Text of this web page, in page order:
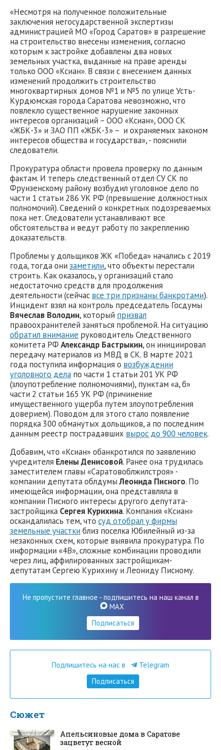
«Несмотря на полученное положительные
заключения негосударственной экспертизы
администрацией МО «Город Саратов» в разрешение
на строительство внесены изменения, согласно
которым к застройке добавлены два новых
земельных участка, выданные на праве аренды
только ООО «Ксиан». В связи с внесением данных
изменений продолжить строительство
многоквартирных домов №1 и №5 по улице Усть-
Курдюмская города Саратова невозможно, что
повлекло существенное нарушение законных
интересов организаций – ООО «Ксиан», ООО СК
«ЖБК-3» и ЗАО ПП «ЖБК-3» – и охраняемых законом
интересов общества и государства», - пояснили
следователи.
Прокуратура области провела проверку по данным
фактам. И теперь следственный отдел СУ СК по
Фрунзенскому району возбудил уголовное дело по
части 1 статьи 286 УК РФ (превышение должностных
полномочий). Сведений о конкретных подозреваемых
пока нет. Следователи устанавливают все
обстоятельства и ведут работу по закреплению
доказательств.
Проблемы у дольщиков ЖК «Победа» начались с 2019
года, тогда они заметили, что объекты перестали
строить. Как оказалось, у организаций стало
недостаточно средств для продолжения
деятельности (сейчас все три признаны банкротами).
Инцидент взял на контроль председатель Госдумы
Вячеслав Володин, который призвал
правоохранителей заняться проблемой. На ситуацию
обратил внимание руководитель Следственного
комитета РФ Александр Бастрыкин, он инициировал
передачу материалов из МВД в СК. В марте 2021
года поступила информация о возбуждении
уголовного дела по части 1 статьи 201 УК РФ
(злоупотребление полномочиями), пунктам «а, б»
части 2 статьи 165 УК РФ (причинение
имущественного ущерба путем злоупотребления
доверием). Поводом для этого стало появление
порядка 300 обманутых дольщиков, а по последним
данным реестр пострадавших вырос до 900 человек.
Добавим, что «Ксиан» обанкротился по заявлению
учредителя Елены Денисовой. Ранее она трудилась
заместителем главы «Саратовоблжилстроя» -
компании депутата облдумыЛеонида Писного. По
имеющейся информации, она представляла в
компании Писного интересы другого депутата-
застройщика Сергея Курихина. Компания «Ксиан»
оскандалилась тем, что суд отобрал у фирмы
земельные участки близ поселка Юбилейный из-за
незаконных схем, которые выявила прокуратура. По
информации «4В», сложные комбинации проводили
через лиц, аффилированных застройщикам-
депутатам Сергею Курихину и Леониду Писному.
Не пропустите главное - подпишитесь на наш канал в
MAX
Подписаться
Подпишитесь на нас в
Telegram
Подписаться
Сюжет
Апельсиновые дома в Саратове
зацветут весной